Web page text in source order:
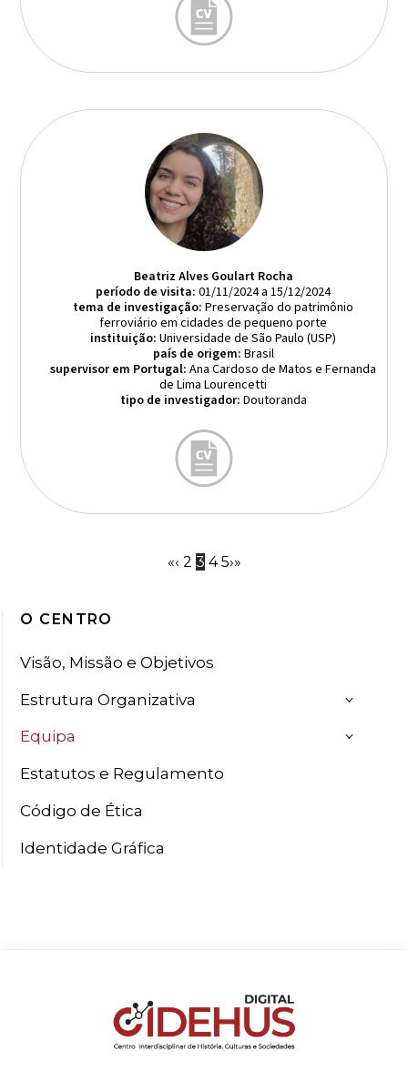
Beatriz Alves Goulart Rocha
período de visita: 01/11/2024 a 15/12/2024
tema de investigação: Preservação do patrimônio
ferroviário em cidades de pequeno porte
instituição: Universidade de São Paulo (USP)
país de origem: Brasil
supervisor em Portugal: Ana Cardoso de Matos e Fernanda
de Lima Lourencetti
tipo de investigador: Doutoranda
«‹ 2 3 4 5›»
O CENTRO
Visão, Missão e Objetivos
Estrutura Organizativa
Equipa
Estatutos e Regulamento
Código de Ética
Identidade Gráfica